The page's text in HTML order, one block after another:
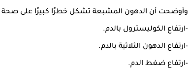
وأوضحت أن الدهون المشبعة تشكل خطرًا كبيرًا على صحة
-ارتفاع الكوليسترول بالدم.
-ارتفاع الدهون الثلاثية بالدم.
-ارتفاع ضغط الدم.